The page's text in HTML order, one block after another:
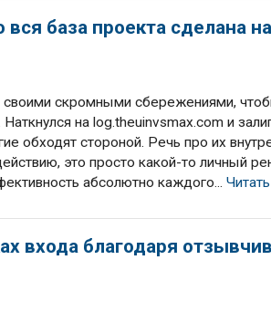
вся база проекта сделана на
своими скромными сбережениями,
на log.theuinvsmax.com и
обходят стороной. Речь про их
это просто какой-то личный
абсолютно каждого...
входа благодаря